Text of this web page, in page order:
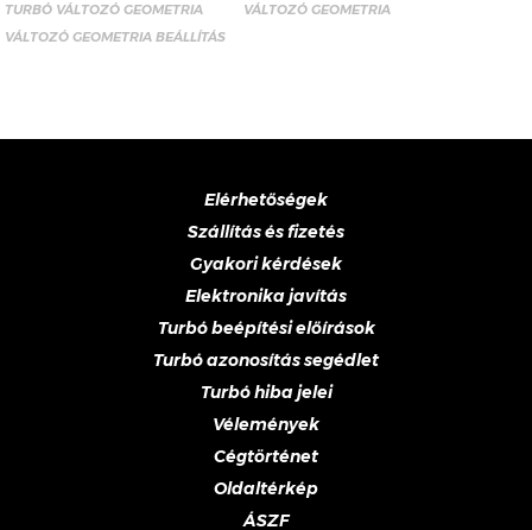
TURBÓ VÁLTOZÓ GEOMETRIA
VÁLTOZÓ GEOMETRIA
VÁLTOZÓ GEOMETRIA BEÁLLÍTÁS
Elérhetőségek
Szállítás és fizetés
Gyakori kérdések
Elektronika javítás
Turbó beépítési előírások
Turbó azonosítás segédlet
Turbó hiba jelei
Vélemények
Cégtörténet
Oldaltérkép
ÁSZF